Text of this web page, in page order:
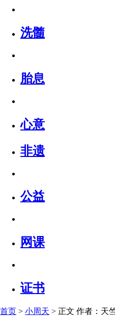
洗髓
胎息
心意
非遗
公益
网课
证书
首页 > 小周天 > 正文 作者：天